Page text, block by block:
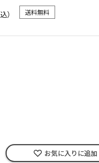
） 送料無料
お気に入りに追加